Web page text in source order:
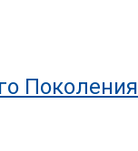
Поколения